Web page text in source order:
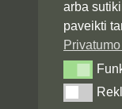
arba
paveikti
Funkciniai